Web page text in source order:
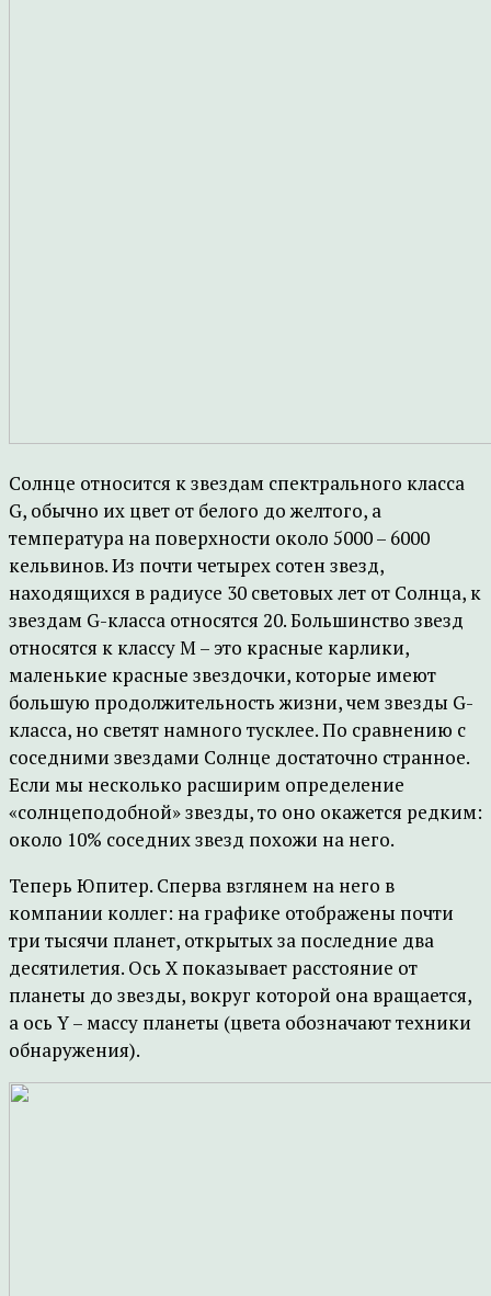
Солнце относится к звездам спектрального класса
G, обычно их цвет от белого до желтого, а
температура на поверхности около 5000 – 6000
кельвинов. Из почти четырех сотен звезд,
находящихся в радиусе 30 световых лет от Солнца, к
звездам G-класса относятся 20. Большинство звезд
относятся к классу М – это красные карлики,
маленькие красные звездочки, которые имеют
большую продолжительность жизни, чем звезды G-
класса, но светят намного тусклее. По сравнению с
соседними звездами Солнце достаточно странное.
Если мы несколько расширим определение
«солнцеподобной» звезды, то оно окажется редким:
около 10% соседних звезд похожи на него.
Теперь Юпитер. Сперва взглянем на него в
компании коллег: на графике отображены почти
три тысячи планет, открытых за последние два
десятилетия. Ось X показывает расстояние от
планеты до звезды, вокруг которой она вращается,
а ось Y – массу планеты (цвета обозначают техники
обнаружения).